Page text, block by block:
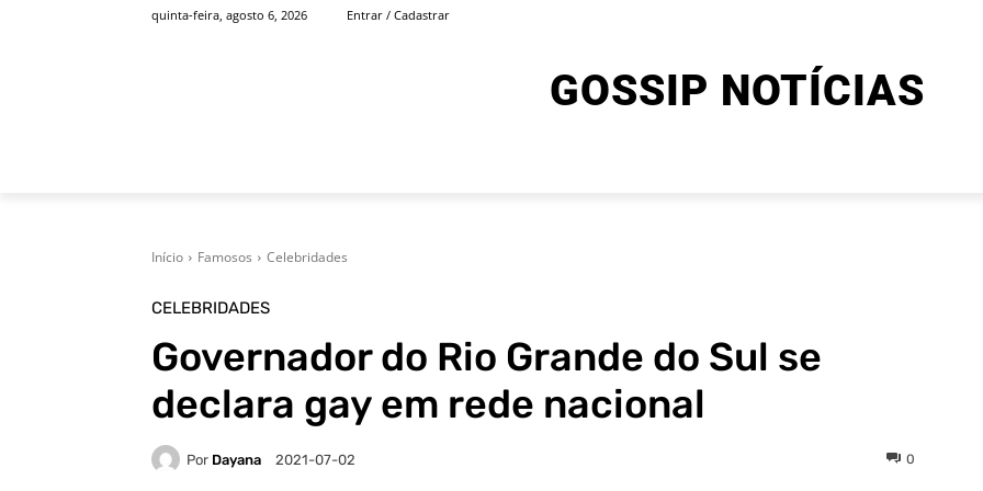
quinta-feira, agosto 6, 2026 Entrar / Cadastrar
GOSSIP NOTÍCIAS
Início Famosos Celebridades
CELEBRIDADES
Governador do Rio Grande do Sul se
declara gay em rede nacional
Por Dayana 2021-07-02 0